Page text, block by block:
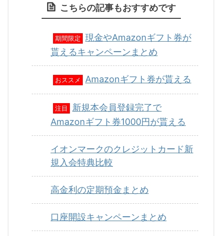
こちらの記事もおすすめです
期間限定
現金やAmazonギフト券が
貰えるキャンペーンまとめ
おススメ Amazonギフト券が貰える
注目
新規本会員登録完了で
Amazonギフト券1000円が貰える
イオンマークのクレジットカード新
規入会特典比較
高金利の定期預金まとめ
口座開設キャンペーンまとめ